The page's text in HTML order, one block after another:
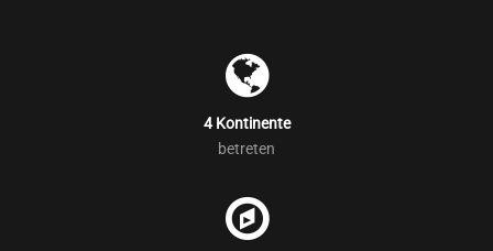
4 Kontinente
betreten